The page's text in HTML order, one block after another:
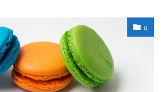
q